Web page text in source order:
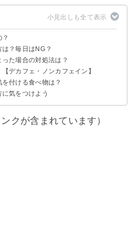
いるため妊娠中は避けた方が無難
？毎日はNG？
でのほうじ茶などが無難
た場合の対処法は？
デカフェ・ノンカフェイン】
カフェ ほうじ茶
じ茶
金澤棒茶
付ける食べ物は？
気をつけよう
クが含まれています）